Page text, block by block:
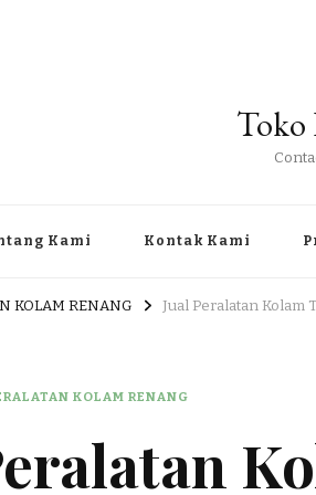
Toko
Kami Kontak Kami
KOLAM RENANG Jual Peralatan Kolam
KOLAM RENANG